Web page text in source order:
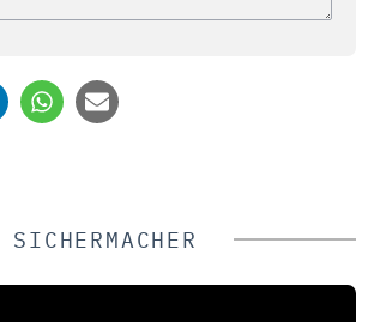
SICHERMACHER